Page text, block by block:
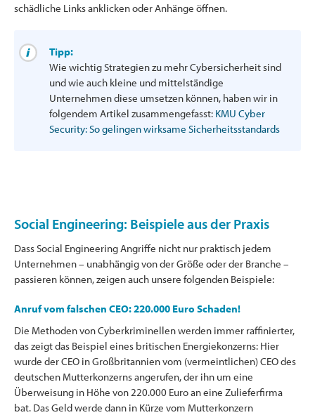
schädliche Links anklicken oder Anhänge öffnen.
Tipp:
Wie wichtig Strategien zu mehr Cybersicherheit sind
und wie auch kleine und mittelständige
Unternehmen diese umsetzen können, haben wir in
folgendem Artikel zusammengefasst: KMU Cyber
Security: So gelingen wirksame Sicherheitsstandards
Social Engineering: Beispiele aus der Praxis
Dass Social Engineering Angriffe nicht nur praktisch jedem
Unternehmen – unabhängig von der Größe oder der Branche –
passieren können, zeigen auch unsere folgenden Beispiele:
Anruf vom falschen CEO: 220.000 Euro Schaden!
Die Methoden von Cyberkriminellen werden immer raffinierter,
das zeigt das Beispiel eines britischen Energiekonzerns: Hier
wurde der CEO in Großbritannien vom (vermeintlichen) CEO des
deutschen Mutterkonzerns angerufen, der ihn um eine
Überweisung in Höhe von 220.000 Euro an eine Zulieferfirma
bat. Das Geld werde dann in Kürze vom Mutterkonzern